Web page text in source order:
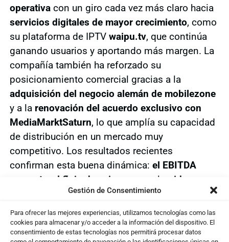
Gestión de Consentimiento
Para ofrecer las mejores experiencias, utilizamos tecnologías como las
cookies para almacenar y/o acceder a la información del dispositivo. El
consentimiento de estas tecnologías nos permitirá procesar datos
operativacon un giro cada vez más claro hacia
servicios digitales de mayor crecimiento, como
su plataforma de IPTV waipu.tv, que continúa
ganando usuarios y aportando más margen. La
compañía también ha reforzado su
posicionamiento comercial gracias a la
adquisición del negocio alemán de mobilezone
y a la renovación del acuerdo exclusivo con
MediaMarktSaturn, lo que amplía su capacidad
de distribución en un mercado muy
competitivo. Los resultados recientes
confirman esta buena dinámica: el EBITDA
aumenta
el flujo de caja crece y el
guidance se
mantiene intacto.